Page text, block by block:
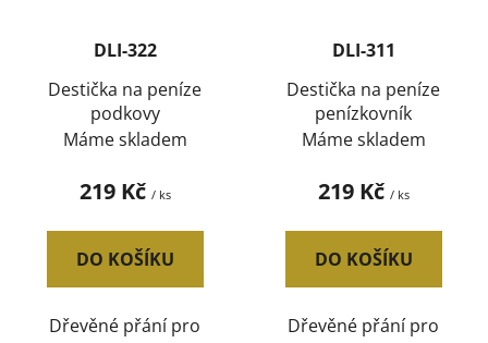
DLI-322
Destička na peníze
podkovy
Máme skladem
219 Kč / ks
DO KOŠÍKU
Dřevěné přání pro
DLI-311
Destička na peníze
penízkovník
Máme skladem
219 Kč / ks
DO KOŠÍKU
Dřevěné přání pro